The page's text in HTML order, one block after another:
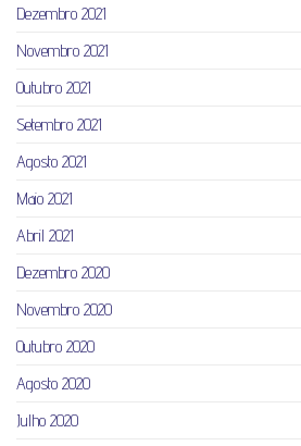
Dezembro 2021
Novembro 2021
Outubro 2021
Setembro 2021
Agosto 2021
Maio 2021
Abril 2021
Dezembro 2020
Novembro 2020
Outubro 2020
Agosto 2020
Julho 2020